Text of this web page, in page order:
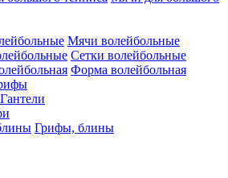
Мячи волейбольные
Сетки волейбольные
Форма волейбольная
Гантели
Грифы, блины